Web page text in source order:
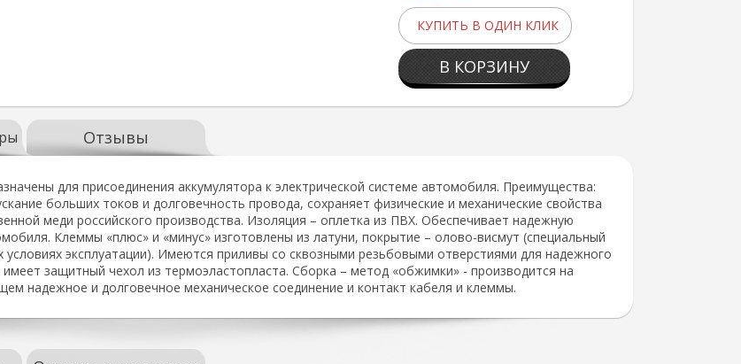
КУПИТЬ В ОДИН КЛИК
В КОРЗИНУ
Отзывы
для присоединения аккумулятора к электрической системе автомобиля. Преимущества:
больших токов и долговечность провода, сохраняет физические и механические свойства
меди российского производства. Изоляция – оплетка из ПВХ. Обеспечивает надежную
Клеммы «плюс» и «минус» изготовлены из латуни, покрытие – олово-висмут (специальный
эксплуатации). Имеются приливы со сквозными резьбовыми отверстиями для надежного
защитный чехол из термоэластопласта. Сборка – метод «обжимки» - производится на
надежное и долговечное механическое соединение и контакт кабеля и клеммы.